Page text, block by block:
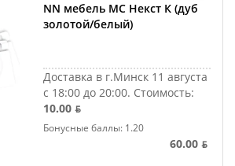
NN мебель МС Некст К (дуб
золотой/белый)
Доставка в г.Минск 11 августа
с 18:00 до 20:00. Стоимость:
10.00 ƃ
Бонусные баллы: 1.20
60.00 ƃ